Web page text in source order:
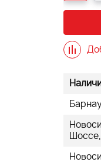
зимний FINNTRAIL
Шоссе,